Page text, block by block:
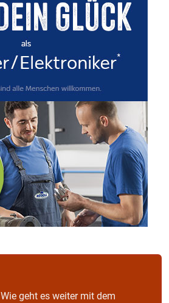
Wie geht es weiter mit dem